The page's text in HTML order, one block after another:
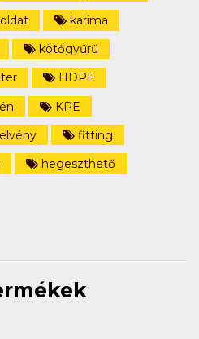
karima
kötőgyűrű
HDPE
KPE
fitting
hegeszthető